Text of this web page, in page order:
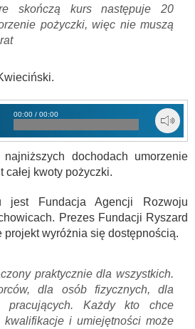
skończą kurs następuje 20
pożyczki, więc nie muszą
00:00 / 00:00
dochodach umorzenie
całej kwoty pożyczki.
jest Fundacja Agencji Rozwoju
Prezes Fundacji Ryszard
projekt wyróżnia się dostępnością.
praktycznie dla wszystkich.
dla osób fizycznych, dla
pracujących. Każdy kto chce
kwalifikacje i umiejętności może